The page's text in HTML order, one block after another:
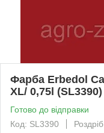
Фарба Erbedol
XL/ 0,75l (SL3390)
Готово до відправки
Код: SL3390
Роздріб